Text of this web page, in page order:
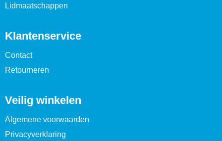
Lidmaatschappen
Klantenservice
Contact
Retourneren
Veilig winkelen
Algemene voorwaarden
Privacyverklaring